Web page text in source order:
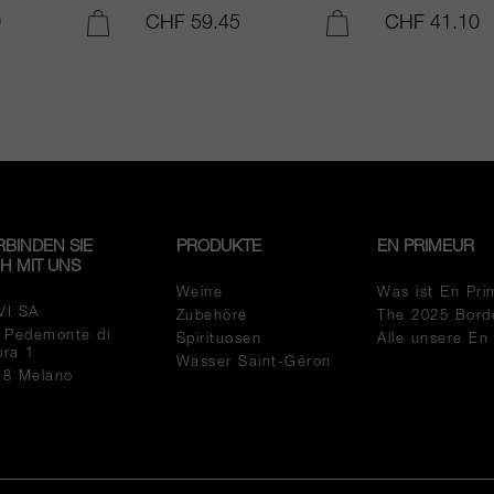
CHF 59.45 CHF 41.10
SIE
MIT UNS
SA
Pedemonte di
1
Melano
PRODUKTE
Weine
Zubehöre
Spirituosen
Wasser Saint-Géron
EN PRIMEUR
Was ist En
The 2025
Alle unsere En